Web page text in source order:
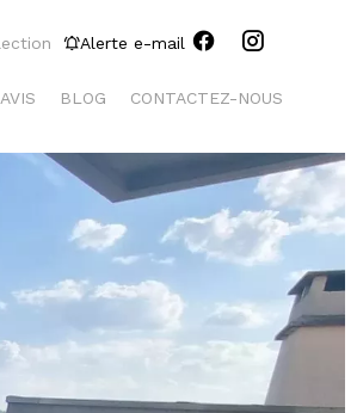
Alerte e-mail
AVIS BLOG CONTACTEZ-NOUS